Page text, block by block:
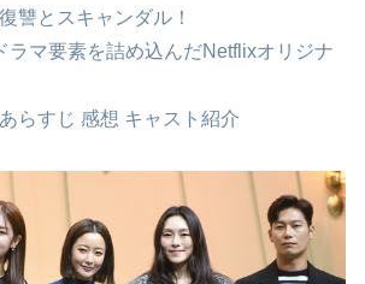
讐とスキャンダル！
ラマ要素を詰め込んだNetflixオリジナ
らすじ 感想 キャスト紹介